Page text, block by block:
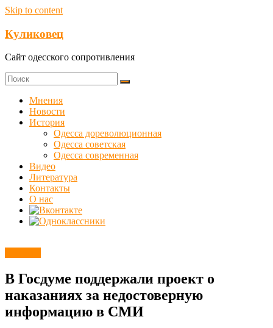
Skip to content
Куликовец
Сайт одесского сопротивления
Мнения
Новости
История
Одесса дореволюционная
Одесса советская
Одесса современная
Видео
Литература
Контакты
О нас
В Госдуме поддержали проект о
наказаниях за недостоверную
информацию в СМИ